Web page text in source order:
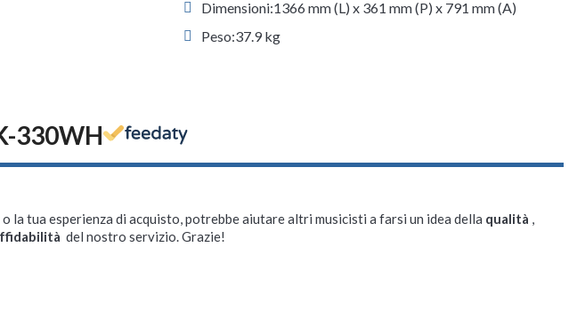
Dimensioni:1366 mm (L) x 361 mm (P) x 791 mm (A)
Peso:37.9 kg
330WH
la tua esperienza di acquisto, potrebbe aiutare altri musicisti a farsi un idea della qualità ,
del nostro servizio. Grazie!